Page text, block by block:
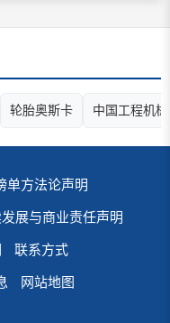
轮胎奥斯卡 中国工程机
单方法论声明
展与商业责任声明
联系方式
网站地图